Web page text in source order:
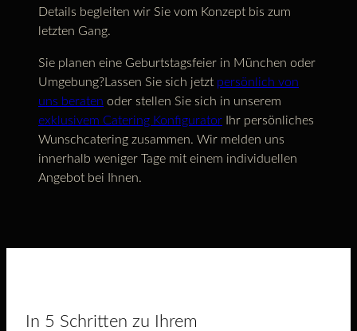
Details begleiten wir Sie vom Konzept bis zum
letzten Gang.
Sie planen eine Geburtstagsfeier in München oder
Umgebung?Lassen Sie sich jetzt persönlich von
uns beraten oder stellen Sie sich in unserem
exklusivem Catering Konfigurator Ihr persönliches
Wunschcatering zusammen. Wir melden uns
innerhalb weniger Tage mit einem individuellen
Angebot bei Ihnen.
In 5 Schritten zu Ihrem